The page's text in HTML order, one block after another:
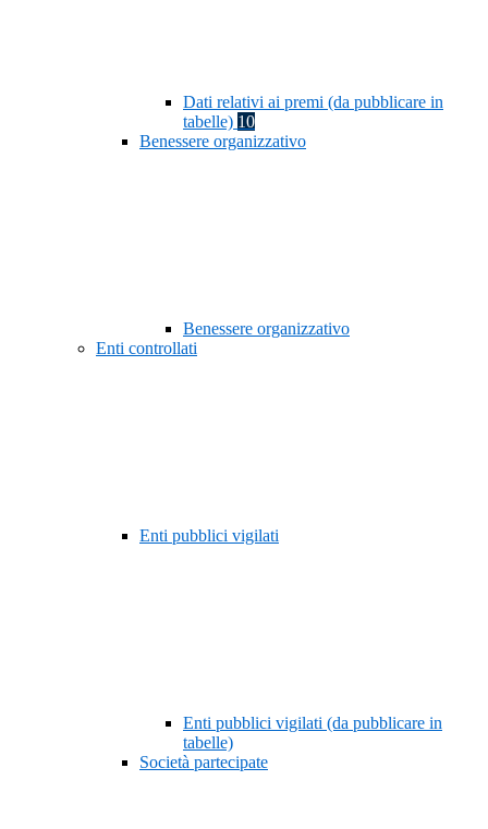
Dati relativi ai premi (da pubblicare in
tabelle) 10
Benessere organizzativo
Benessere organizzativo
Enti controllati
Enti pubblici vigilati
Enti pubblici vigilati (da pubblicare in
tabelle)
Società partecipate